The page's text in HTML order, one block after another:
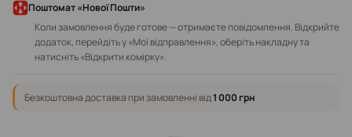
Поштомат «Нової Пошти»
Коли замовлення буде готове — отримаєте повідомлення. Відкрийте
додаток, перейдіть у «Мої відправлення», оберіть накладну та
натисніть «Відкрити комірку».
Безкоштовна доставка при замовленні від1 000 грн